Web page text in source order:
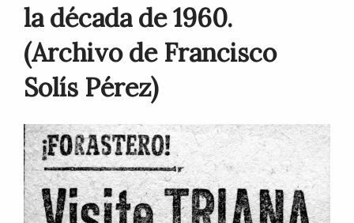
la década de 1960.
(Archivo de Francisco
Solís Pérez)